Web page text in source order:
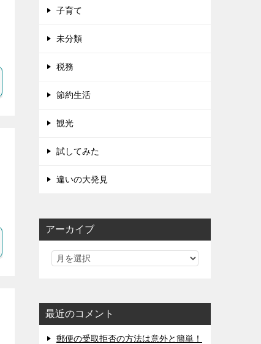
子育て
未分類
税務
節約生活
観光
試してみた
違いの大発見
アーカイブ
最近のコメント
郵便の受取拒否の方法は意外と簡単！